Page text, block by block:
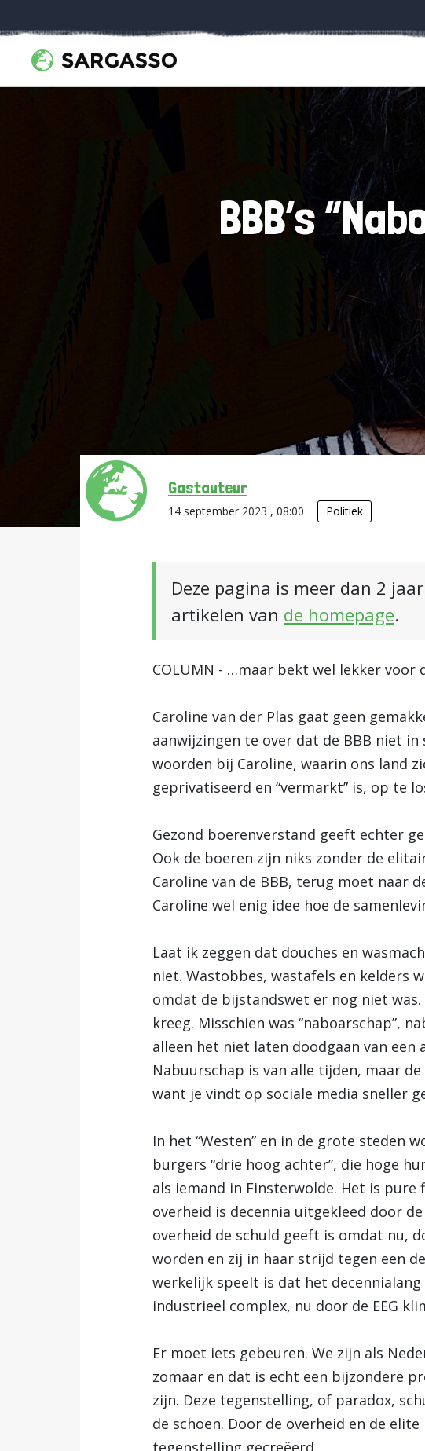
BBB’s
Gastauteur
14 september 2023 , 08:00 Politiek
Deze pagina is meer dan 2
artikelen van de homepage.
COLUMN - …maar bekt wel lekker voor
Caroline van der Plas gaat geen
aanwijzingen te over dat de BBB niet
woorden bij Caroline, waarin ons land
geprivatiseerd en “vermarkt” is, op te
Gezond boerenverstand geeft echter
Ook de boeren zijn niks zonder de
Caroline van de BBB, terug moet naar
Caroline wel enig idee hoe de
Laat ik zeggen dat douches en
niet. Wastobbes, wastafels en kelders
omdat de bijstandswet er nog niet
kreeg. Misschien was “naboarschap”,
alleen het niet laten doodgaan van
Nabuurschap is van alle tijden, maar
want je vindt op sociale media sneller
In het “Westen” en in de grote steden
burgers “drie hoog achter”, die hoge
als iemand in Finsterwolde. Het is pure
overheid is decennia uitgekleed door
overheid de schuld geeft is omdat nu,
worden en zij in haar strijd tegen een
werkelijk speelt is dat het
industrieel complex, nu door de EEG
Er moet iets gebeuren. We zijn als
zomaar en dat is echt een bijzondere
zijn. Deze tegenstelling, of paradox,
de schoen. Door de overheid en de
tegenstelling gecreëerd.